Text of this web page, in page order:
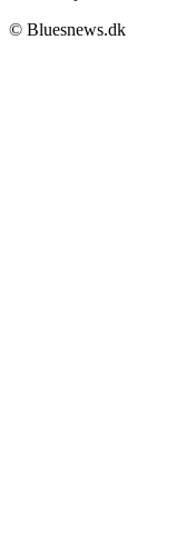
© Bluesnews.dk